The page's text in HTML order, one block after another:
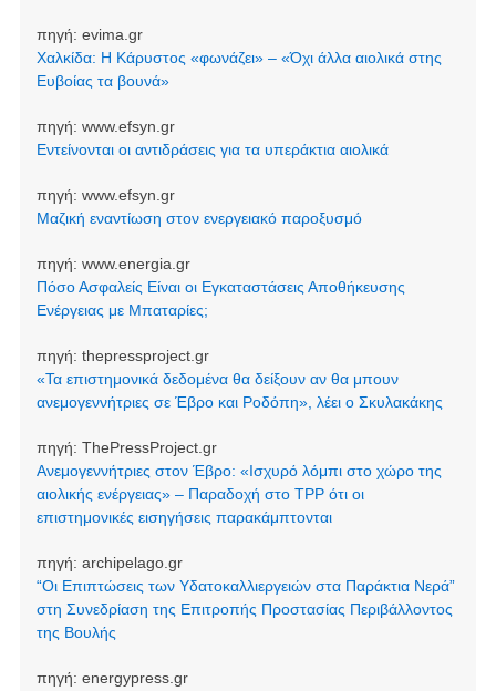
πηγή: evima.gr
Χαλκίδα: Η Κάρυστος «φωνάζει» – «Όχι άλλα αιολικά στης
Ευβοίας τα βουνά»
πηγή: www.efsyn.gr
Εντείνονται οι αντιδράσεις για τα υπεράκτια αιολικά
πηγή: www.efsyn.gr
Μαζική εναντίωση στον ενεργειακό παροξυσμό
πηγή: www.energia.gr
Πόσο Ασφαλείς Είναι οι Εγκαταστάσεις Αποθήκευσης
Ενέργειας με Μπαταρίες;
πηγή: thepressproject.gr
«Τα επιστημονικά δεδομένα θα δείξουν αν θα μπουν
ανεμογεννήτριες σε Έβρο και Ροδόπη», λέει ο Σκυλακάκης
πηγή: ThePressProject.gr
Ανεμογεννήτριες στον Έβρο: «Ισχυρό λόμπι στο χώρο της
αιολικής ενέργειας» – Παραδοχή στο TPP ότι οι
επιστημονικές εισηγήσεις παρακάμπτονται
πηγή: archipelago.gr
“Οι Επιπτώσεις των Υδατοκαλλιεργειών στα Παράκτια Νερά”
στη Συνεδρίαση της Επιτροπής Προστασίας Περιβάλλοντος
της Βουλής
πηγή: energypress.gr